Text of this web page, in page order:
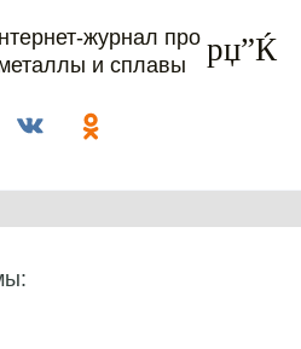
журнал про
и сплавы